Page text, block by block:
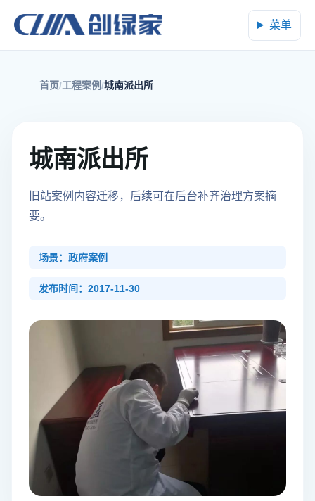
菜单
首页 工程案例 城南派出所
城南派出所
旧站案例内容迁移，后续可在后台补齐治理方案摘
要。
场景：政府案例
发布时间：2017-11-30